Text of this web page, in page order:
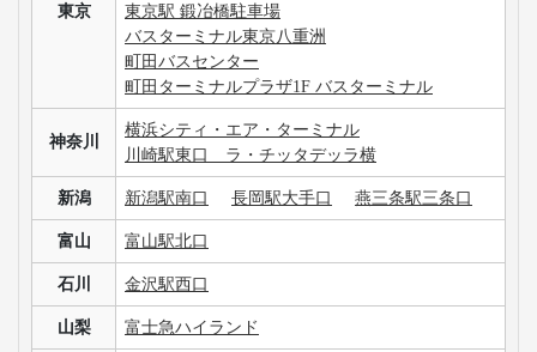
東京
東京駅 鍛冶橋駐車場
バスターミナル東京八重洲
町田バスセンター
町田ターミナルプラザ1F バスターミナル
神奈川
横浜シティ・エア・ターミナル
川崎駅東口 ラ・チッタデッラ横
新潟 新潟駅南口 長岡駅大手口 燕三条駅三条口
富山 富山駅北口
石川 金沢駅西口
山梨 富士急ハイランド